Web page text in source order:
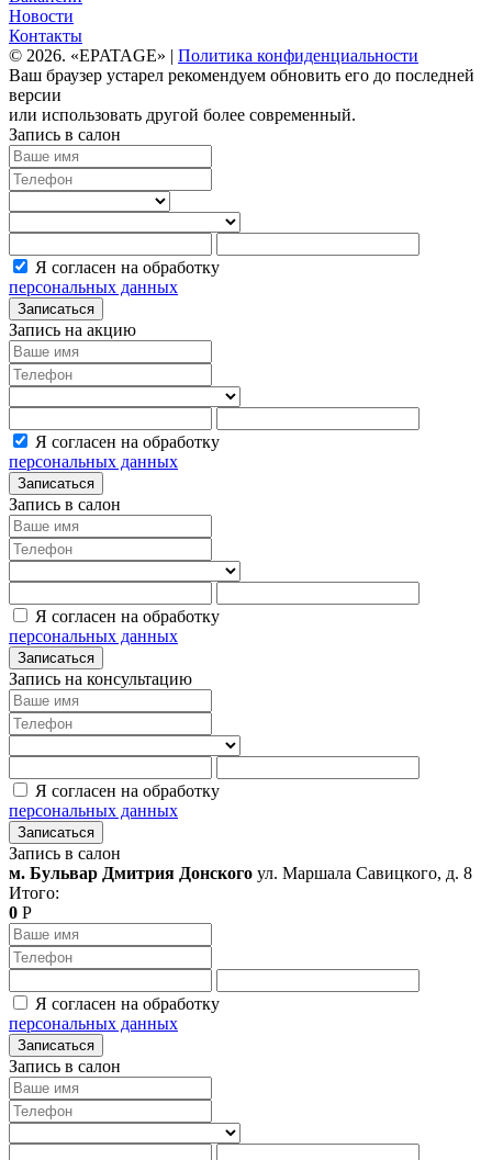
Новости
Контакты
© 2026. «EPATAGE» | Политика конфиденциальности
Ваш браузер устарел рекомендуем обновить его до последней
версии
или использовать другой более современный.
Запись в салон
Я согласен на обработку
персональных данных
Записаться
Запись на акцию
Я согласен на обработку
персональных данных
Записаться
Запись в салон
Я согласен на обработку
персональных данных
Записаться
Запись на консультацию
Я согласен на обработку
персональных данных
Записаться
Запись в салон
м. Бульвар Дмитрия Донского ул. Маршала Савицкого, д. 8
Итого:
0 Р
Я согласен на обработку
персональных данных
Записаться
Запись в салон